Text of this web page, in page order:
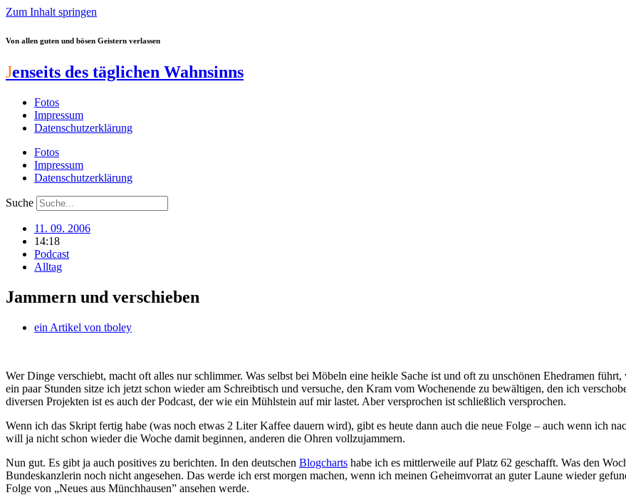
Zum Inhalt springen
Von allen guten und bösen Geistern verlassen
Jenseits des täglichen Wahnsinns
Fotos
Impressum
Datenschutzerklärung
Fotos
Impressum
Datenschutzerklärung
Suche
11. 09. 2006
14:18
Podcast
Alltag
Jammern und verschieben
ein Artikel von tboley
Wer Dinge verschiebt, macht oft alles nur schlimmer. Was selbst bei Möbeln eine heikle Sache ist und oft zu unschönen Ehedramen
ein paar Stunden sitze ich jetzt schon wieder am Schreibtisch und versuche, den Kram vom Wochenende zu bewältigen, den ich
diversen Projekten ist es auch der Podcast, der wie ein Mühlstein auf mir lastet. Aber versprochen ist schließlich versprochen.
Wenn ich das Skript fertig habe (was noch etwas 2 Liter Kaffee dauern wird), gibt es heute dann auch die neue Folge – auch wenn ich
will ja nicht schon wieder die Woche damit beginnen, anderen die Ohren vollzujammern.
Nun gut. Es gibt ja auch positives zu berichten. In den deutschen Blogcharts habe ich es mittlerweile auf Platz 62 geschafft. Was den
Bundeskanzlerin noch nicht angesehen. Das werde ich erst morgen machen, wenn ich meinen Geheimvorrat an guter Laune wieder
Folge von „Neues aus Münchhausen” ansehen werde.